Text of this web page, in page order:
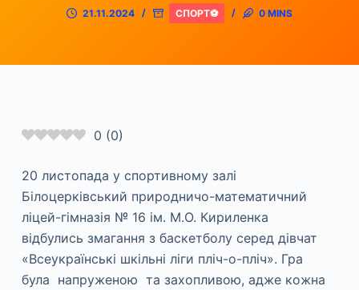
21.11.2024 СПОРТ⚽ 0 MINS
0 (0)
20 листопада у спортивному залі
Білоцерківський природничо-математичний
ліцей-гімназія № 16 ім. М.О. Кириленка
відбулись змагання з баскетболу серед дівчат
«Всеукраїнські шкільні ліги пліч-о-пліч». Гра
була напруженою та захопливою, адже кожна